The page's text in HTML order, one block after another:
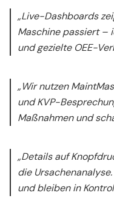
„Live-Dashboards
Maschine passiert –
und gezielte OEE-
„Wir nutzen
und KVP-
Maßnahmen und
„Details auf
die
und bleiben in